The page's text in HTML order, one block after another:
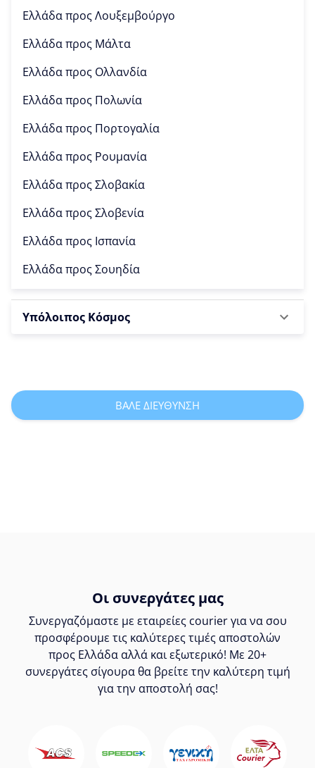
Ελλάδα προςΛουξεμβούργο
Ελλάδα προς Μάλτα
Ελλάδα προς Ολλανδία
Ελλάδα προς Πολωνία
Ελλάδα προς Πορτογαλία
Ελλάδα προς Ρουμανία
Ελλάδα προςΣλοβακία
Ελλάδα προςΣλοβενία
Ελλάδα προς Ισπανία
Ελλάδα προςΣουηδία
Υπόλοιπος Κόσμος
ΒΑΛΕ ΔΙΕΥΘΥΝΣΗ
Οι συνεργάτες μας
Συνεργαζόμαστε με εταιρείες courier για να σου
προσφέρουμε τις καλύτερες τιμές αποστολών
προς Ελλάδα αλλά και εξωτερικό! Με 20+
συνεργάτες σίγουρα θα βρείτε την καλύτερη τιμή
για την αποστολή σας!